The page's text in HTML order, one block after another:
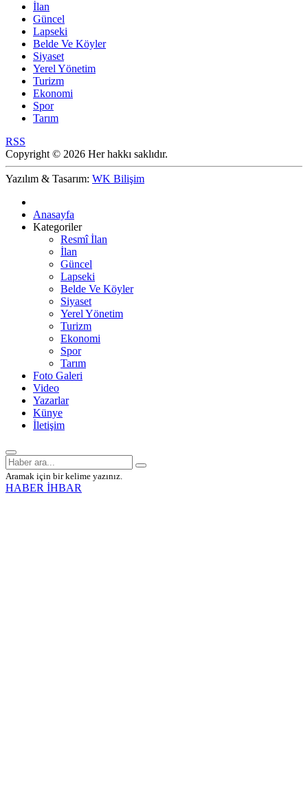
İlan
Güncel
Lapseki
Belde Ve Köyler
Siyaset
Yerel Yönetim
Turizm
Ekonomi
Spor
Tarım
RSS
Copyright © 2026 Her hakkı saklıdır.
Yazılım & Tasarım: WK Bilişim
Anasayfa
Kategoriler
Resmî İlan
İlan
Güncel
Lapseki
Belde Ve Köyler
Siyaset
Yerel Yönetim
Turizm
Ekonomi
Spor
Tarım
Foto Galeri
Video
Yazarlar
Künye
İletişim
Aramak için bir kelime yazınız.
HABER İHBAR